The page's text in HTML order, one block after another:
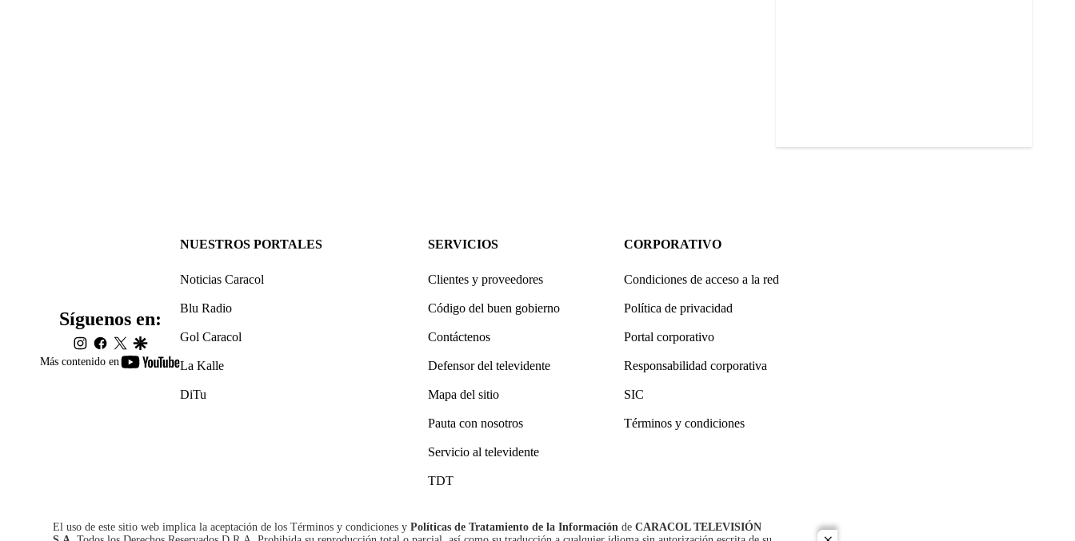
Más contenido en
youtube-
Síguenos en:
instagram
facebook
twittergoogle
NUESTROS PORTALES
Noticias Caracol
Blu Radio
Gol Caracol
La Kalle
DiTu
SERVICIOS
Clientes y proveedores
Código del buen gobierno
Contáctenos
Defensor del televidente
Mapa del sitio
Pauta con nosotros
Servicio al televidente
TDT
CORPORATIVO
Condiciones de acceso a la red
Política de privacidad
Portal corporativo
Responsabilidad corporativa
SIC
Términos y condiciones
El uso de este sitio web implica la aceptación de los Términos y condiciones y Políticas de Tratamiento de la Información de CARACOL TELEVISIÓN